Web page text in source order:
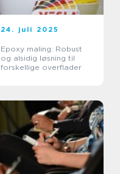
24. juli 2025
Epoxy maling: Robust
og alsidig løsning til
forskellige overflader